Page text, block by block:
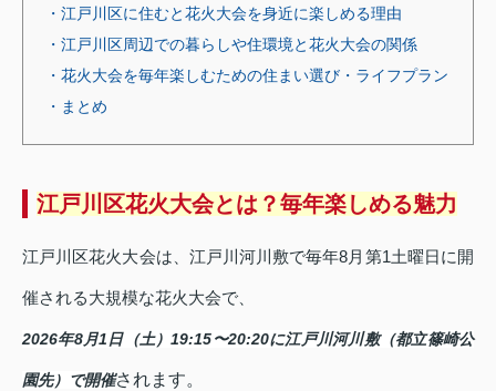
・江戸川区に住むと花火大会を身近に楽しめる理由
・江戸川区周辺での暮らしや住環境と花火大会の関係
・花火大会を毎年楽しむための住まい選び・ライフプラン
・まとめ
江戸川区花火大会とは？毎年楽しめる魅力
江戸川区花火大会は、江戸川河川敷で毎年8月第1土曜日に開
催される大規模な花火大会で、
2026年8月1日（土）19:15〜20:20に江戸川河川敷（都立篠崎公
園先）で開催されます。